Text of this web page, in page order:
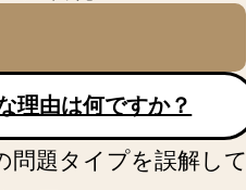
示語表現
テストに挑
理由は何ですか？
問題タイプを誤解して